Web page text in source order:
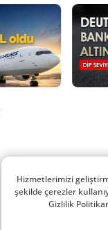
Hizmetlerimizi
şekilde çerezler
Gizlilik